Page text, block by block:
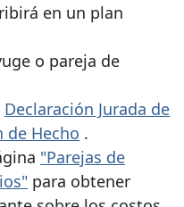
en un plan
o pareja de
Declaración Jurada de
Hecho .
"Parejas de
para obtener